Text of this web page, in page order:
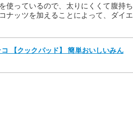
使っているので、太りにくくて腹持ち
ナッツを加えることによって、ダイエ
【クックパッド】 簡単おいしいみん